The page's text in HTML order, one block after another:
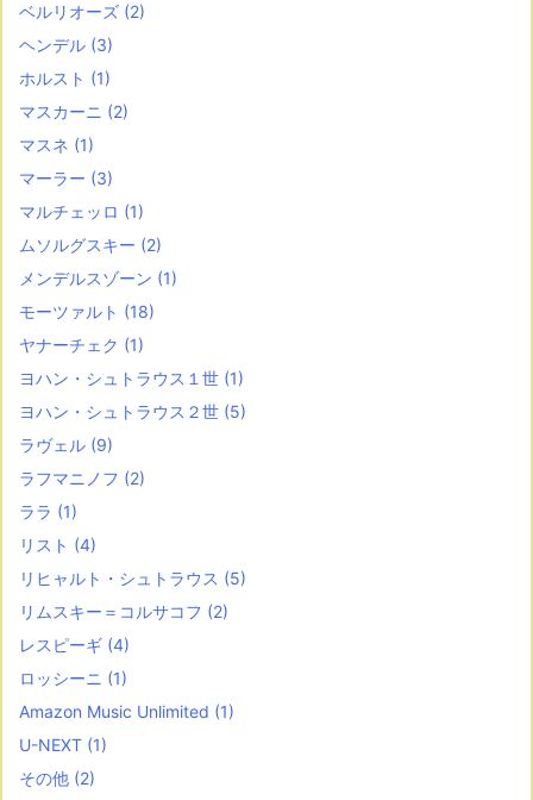
ベルリオーズ (2)
ヘンデル (3)
ホルスト (1)
マスカーニ (2)
マスネ (1)
マーラー (3)
マルチェッロ (1)
ムソルグスキー (2)
メンデルスゾーン (1)
モーツァルト (18)
ヤナーチェク (1)
ヨハン・シュトラウス１世 (1)
ヨハン・シュトラウス２世 (5)
ラヴェル (9)
ラフマニノフ (2)
ララ (1)
リスト (4)
リヒャルト・シュトラウス (5)
リムスキー＝コルサコフ (2)
レスピーギ (4)
ロッシーニ (1)
Amazon Music Unlimited (1)
U-NEXT (1)
その他 (2)